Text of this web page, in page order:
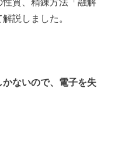
説しました。
ないので、電子を失